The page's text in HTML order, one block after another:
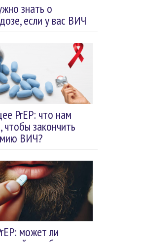
знать о
если у вас ВИЧ
PrEP: что нам
чтобы закончить
ВИЧ?
может ли